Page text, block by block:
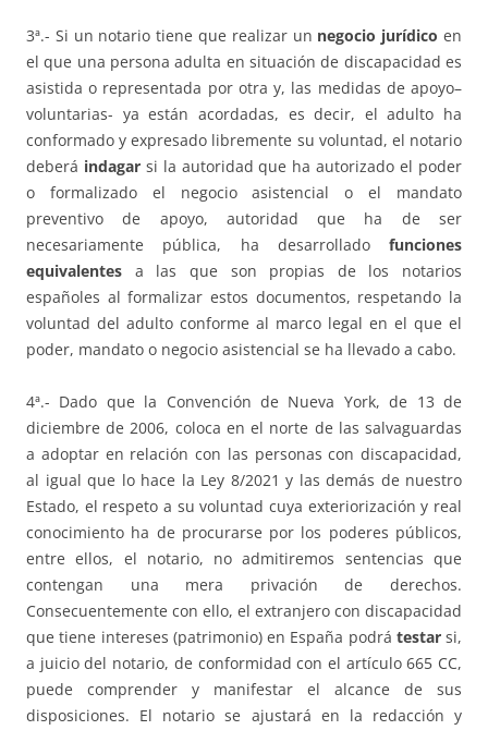
3ª.- Si un notario tiene que realizar un negocio jurídico en
el que una persona adulta en situación de discapacidad es
asistida o representada por otra y, las medidas de apoyo–
voluntarias- ya están acordadas, es decir, el adulto ha
conformado y expresado libremente su voluntad, el notario
deberá indagarsi la autoridad que ha autorizado el poder
o formalizado el negocio asistencial o el mandato
preventivo de apoyo, autoridad que ha de ser
necesariamente pública, ha desarrollado funciones
equivalentes a las que son propias de los notarios
españoles al formalizar estos documentos, respetando la
voluntad del adulto conforme al marco legal en el que el
poder, mandato o negocio asistencial se ha llevado a cabo.
4ª.- Dado que la Convención de Nueva York, de 13 de
diciembre de 2006, coloca en el norte de las salvaguardas
a adoptar en relación con las personas con discapacidad,
al igual que lo hace la Ley 8/2021 y las demás de nuestro
Estado, el respeto a su voluntad cuya exteriorización y real
conocimiento ha de procurarse por los poderes públicos,
entre ellos, el notario, no admitiremos sentencias que
contengan una mera privación de derechos.
Consecuentemente con ello, el extranjero con discapacidad
que tiene intereses (patrimonio) en España podrá testarsi,
a juicio del notario, de conformidad con el artículo 665 CC,
puede comprender y manifestar el alcance de sus
disposiciones. El notario se ajustará en la redacción y